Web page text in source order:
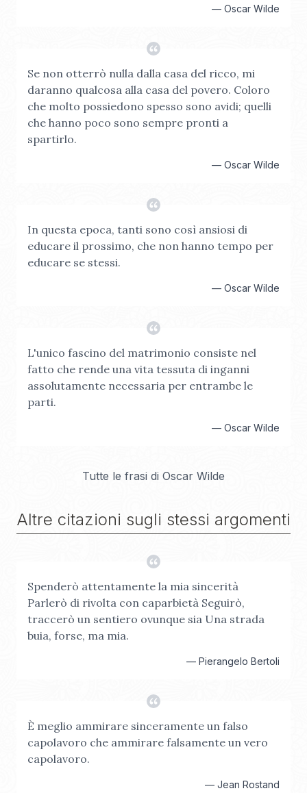
— Oscar Wilde
Se non otterrò nulla dalla casa del ricco, mi
daranno qualcosa alla casa del povero. Coloro
che molto possiedono spesso sono avidi; quelli
che hanno poco sono sempre pronti a
spartirlo.
— Oscar Wilde
In questa epoca, tanti sono così ansiosi di
educare il prossimo, che non hanno tempo per
educare se stessi.
— Oscar Wilde
L'unico fascino del matrimonio consiste nel
fatto che rende una vita tessuta di inganni
assolutamente necessaria per entrambe le
parti.
— Oscar Wilde
Tutte le frasi di Oscar Wilde
Altre citazioni sugli stessi argomenti
Spenderò attentamente la mia sincerità
Parlerò di rivolta con caparbietà Seguirò,
traccerò un sentiero ovunque sia Una strada
buia, forse, ma mia.
— Pierangelo Bertoli
È meglio ammirare sinceramente un falso
capolavoro che ammirare falsamente un vero
capolavoro.
— Jean Rostand